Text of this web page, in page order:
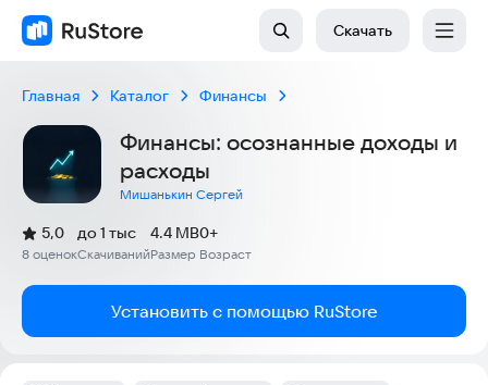
Скачать
Главная Каталог Финансы
Финансы: осознанные доходы и
расходы
Мишанькин Сергей
Рейтинг:
5,0
(
8 оценок
)
Скачиваний
до 1 тыс
Размер
4.4 MB
Возраст
0+
Установить с помощью RuStore